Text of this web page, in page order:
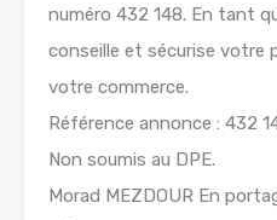
numéro 432 148. En tant
conseille et sécurise votre
votre commerce.
Référence annonce : 432
Non soumis au DPE.
Morad MEZDOUR En